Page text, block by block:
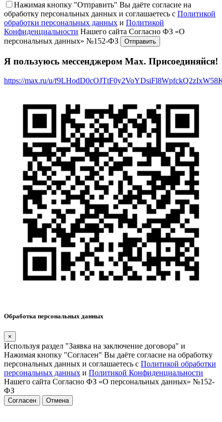
Нажимая кнопку "Отправить" Вы даёте согласие на
обработку персональных данных и соглашаетесь с Политикой
обработки персональных данных и Политикой
Конфиденциальности Нашего сайта Согласно ФЗ «О
персональных данных» №152-ФЗ
Я пользуюсь мессенджером Max. Присоединяйся!
https://max.ru/u/
Обработка персональных данных
×
Используя раздел "Заявка на заключение договора" и
Нажимая кнопку "Согласен" Вы даёте согласие на обработку
персональных данных и соглашаетесь с Политикой обработки
персональных данных и Политикой Конфиденциальности
Нашего сайта Согласно ФЗ «О персональных данных» №152-
ФЗ
Согласен Отмена